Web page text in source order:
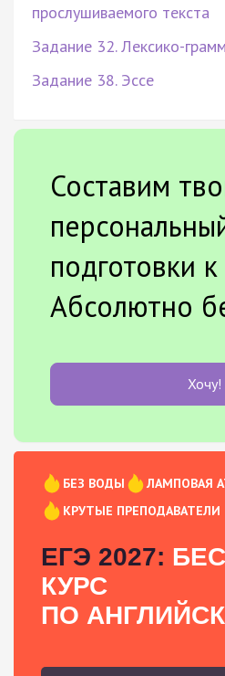
прослушиваемого текста
Задание 32. Лексико-
Задание 38. Эссе
Составим
подготовки
Абсолютно
Хочу!
БЕЗ ВОДЫ
ЛАМПОВАЯ
КРУТЫЕ ПРЕПОДАВАТЕЛИ
ЕГЭ 2027:
КУРС
ПО